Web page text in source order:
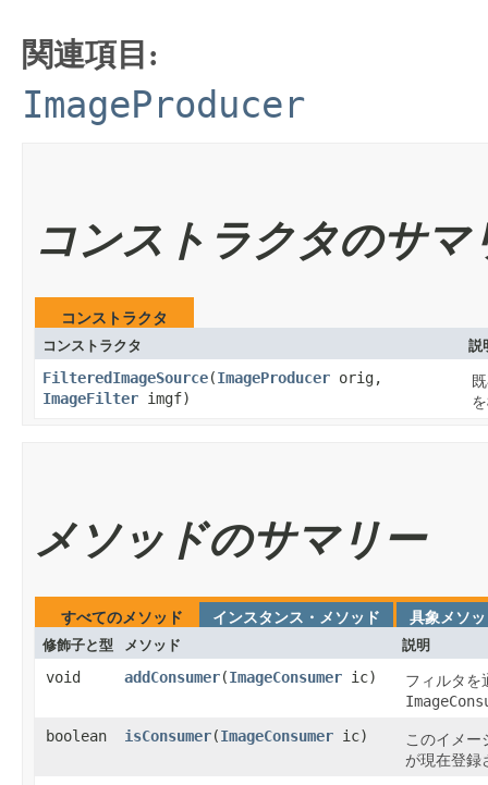
関連項目:
ImageProducer
コンストラクタのサマ
コンストラクタ
コンストラクタ
説
FilteredImageSource​(ImageProducer orig,
ImageFilter imgf)
メソッドのサマリー
すべてのメソッド インスタンス・メソッド
具象メソ
修飾子と型
メソッド 説明
void addConsumer​(ImageConsumer ic) フィルタを
boolean
isConsumer​(ImageConsumer ic)
このイメー
が現在登録